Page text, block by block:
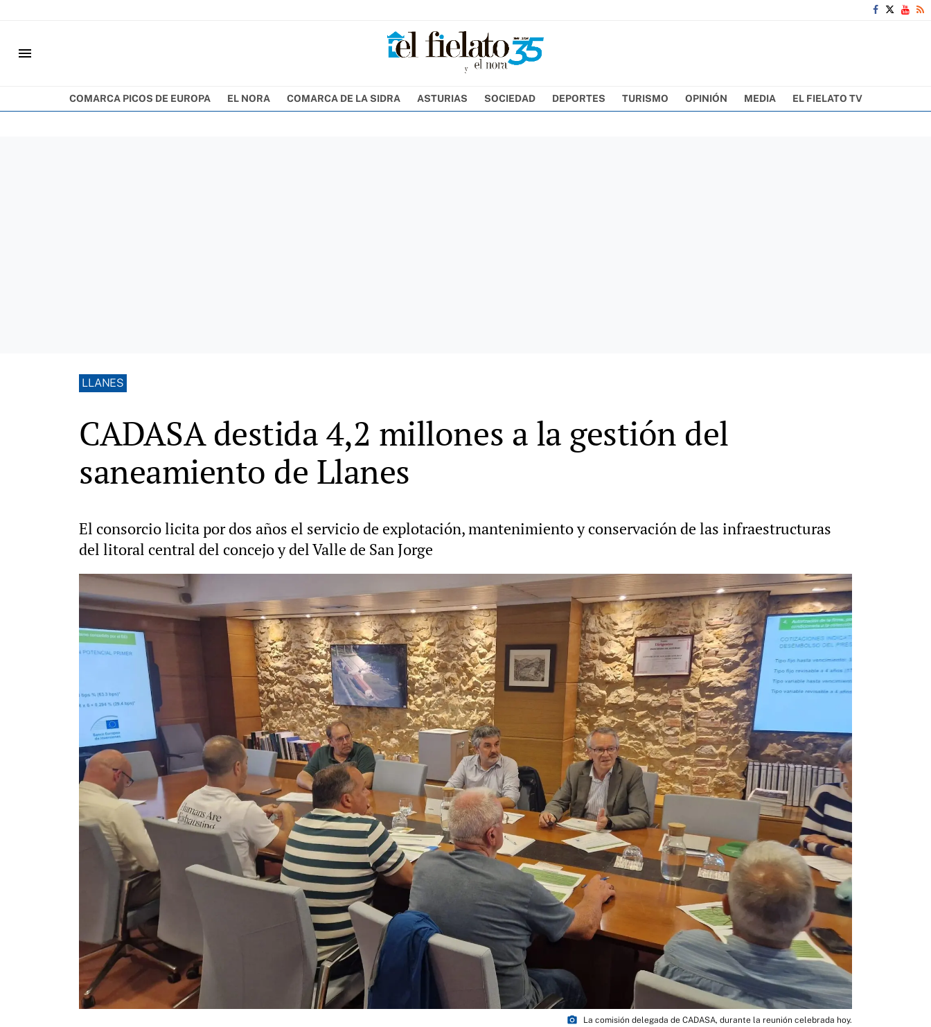
menu
COMARCA PICOS DE EUROPA EL NORA COMARCA DE LA SIDRA ASTURIAS SOCIEDAD DEPORTES TURISMO OPINIÓN MEDIA EL FIELATO TV
LLANES
CADASA destida 4,2 millones a la gestión del
saneamiento de Llanes
El consorcio licita por dos años el servicio de explotación, mantenimiento y conservación de las infraestructuras
del litoral central del concejo y del Valle de San Jorge
photo_camera La comisión delegada de CADASA, durante la reunión celebrada hoy.